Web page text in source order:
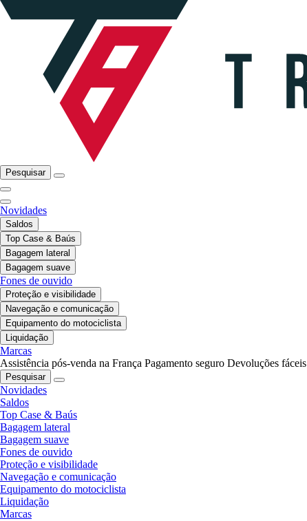
Pesquisar
Novidades
Saldos
Top Case & Baús
Bagagem lateral
Bagagem suave
Fones de ouvido
Proteção e visibilidade
Navegação e comunicação
Equipamento do motociclista
Liquidação
Marcas
Assistência pós-venda na França Pagamento seguro Devoluções fáceis
Pesquisar
Novidades
Saldos
Top Case & Baús
Bagagem lateral
Bagagem suave
Fones de ouvido
Proteção e visibilidade
Navegação e comunicação
Equipamento do motociclista
Liquidação
Marcas